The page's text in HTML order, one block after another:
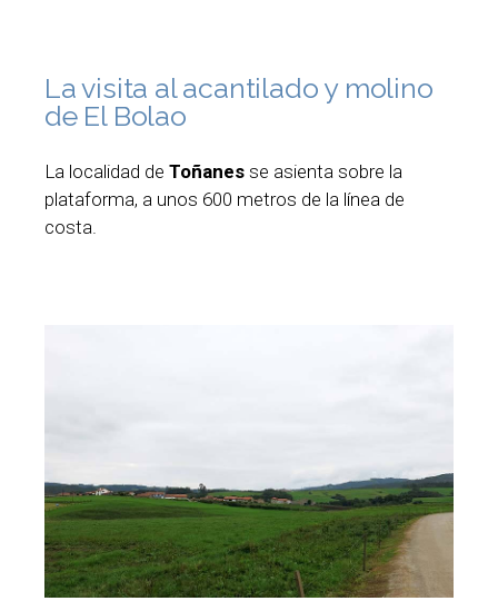
La visita al acantilado y molino
de El Bolao
La localidad de Toñanes se asienta sobre la
plataforma, a unos 600 metros de la línea de
costa.